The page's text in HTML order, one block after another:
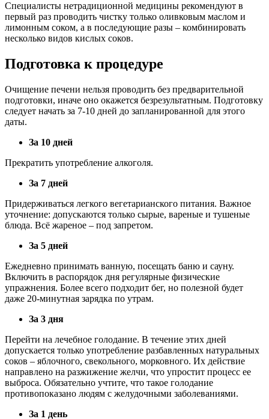
Специалисты нетрадиционной медицины рекомендуют в
первый раз проводить чистку только оливковым маслом и
лимонным соком, а в последующие разы – комбинировать
несколько видов кислых соков.
Подготовка к процедуре
Очищение печени нельзя проводить без предварительной
подготовки, иначе оно окажется безрезультатным. Подготовку
следует начать за 7-10 дней до запланированной для этого
даты.
За 10 дней
Прекратить употребление алкоголя.
За 7 дней
Придерживаться легкого вегетарианского питания. Важное
уточнение: допускаются только сырые, вареные и тушеные
блюда. Всё жареное – под запретом.
За 5 дней
Ежедневно принимать ванную, посещать баню и сауну.
Включить в распорядок дня регулярные физические
упражнения. Более всего подходит бег, но полезной будет
даже 20-минутная зарядка по утрам.
За 3 дня
Перейти на лечебное голодание. В течение этих дней
допускается только употребление разбавленных натуральных
соков – яблочного, свекольного, морковного. Их действие
направлено на разжижение желчи, что упростит процесс ее
выброса. Обязательно учтите, что такое голодание
противопоказано людям с желудочными заболеваниями.
За 1 день